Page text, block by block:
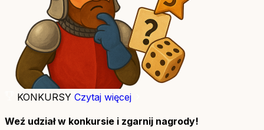
KONKURSY Czytaj więcej
Weź udział w konkursie i zgarnij nagrody!